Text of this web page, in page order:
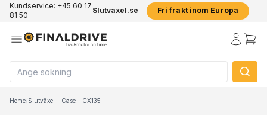
Kundservice: +45 60 17
81 50
Slutvaxel.se Fri frakt inom Europa
Home/Slutväxel - Case - CX135